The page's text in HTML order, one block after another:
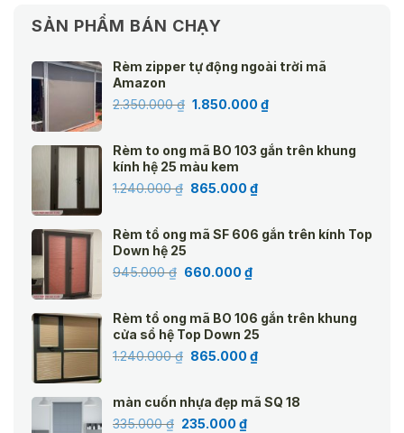
SẢN PHẨM BÁN CHẠY
Rèm zipper tự động ngoài trời mã
Amazon
2.350.000₫ Giá
2.350.000 ₫.
1.850.000₫Giá
là:
Rèm to ong mã BO 103 gắn trên khung
kính hệ 25 màu kem
1.240.000₫ Giá
1.240.000 ₫.
865.000₫Giá
là:
Rèm tổ ong mã SF 606 gắn trên kính Top
Down hệ 25
945.000₫ Giá
945.000 ₫.
660.000₫Giá
là:
660.000 ₫.
Rèm tổ ong mã BO 106 gắn trên khung
cửa sổ hệ Top Down 25
1.240.000₫ Giá
1.240.000 ₫.
865.000₫Giá
là:
màn cuốn nhựa đẹp mã SQ 18
335.000₫ Giá
235.000₫Giá